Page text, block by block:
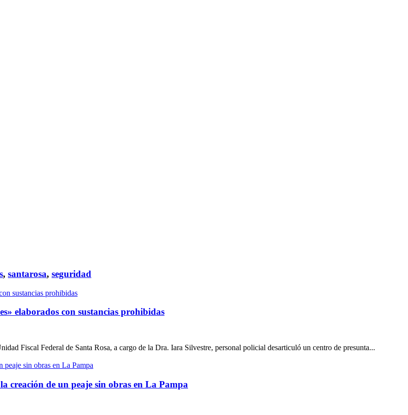
, santarosa, seguridad
elaborados con sustancias prohibidas
Fiscal Federal de Santa Rosa, a cargo de la Dra. Iara Silvestre, personal policial desarticuló un centro de presunta...
de un peaje sin obras en La Pampa